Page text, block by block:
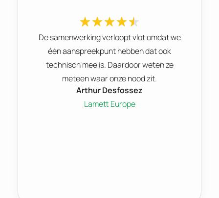
De samenwerking verloopt vlot omdat we
één aanspreekpunt hebben dat ook
technisch mee is. Daardoor weten ze
meteen waar onze nood zit.
Arthur Desfossez
Lamett Europe